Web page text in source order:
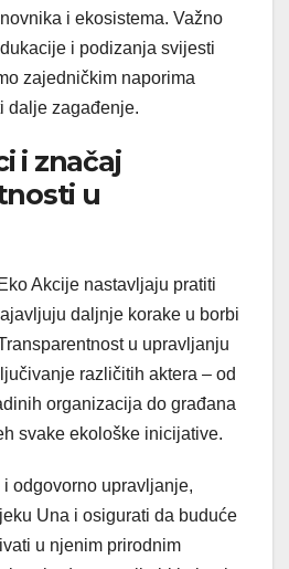
i ekosistema. Važno
i podizanja svijesti
zajedničkim naporima
dalje zagađenje.
i značaj
u
Akcije nastavljaju pratiti
daljnje korake u borbi
u upravljanju
različitih aktera – od
organizacija do građana
svake ekološke inicijative.
odgovorno upravljanje,
Una i osigurati da buduće
u njenim prirodnim